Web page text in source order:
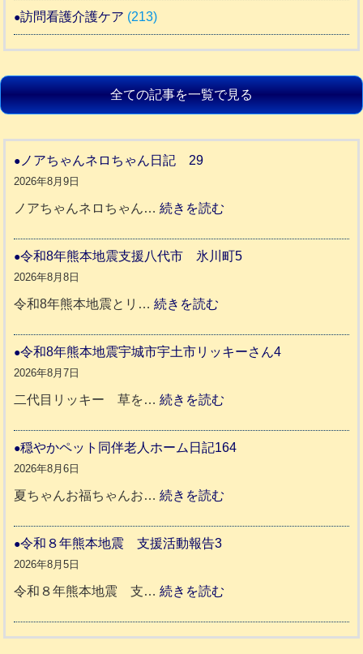
訪問看護介護ケア (213)
全ての記事を一覧で見る
ノアちゃんネロちゃん日記 29
2026年8月9日
ノアちゃんネロちゃん…続きを読む
ア
ネ
ん
2
令和8年熊本地震支援八代市 氷川町5
2026年8月8日
令和8年熊本地震とリ…続きを読む
和
年
本
援
市
令和8年熊本地震宇城市宇土市リッキーさん4
2026年8月7日
二代目リッキー 草を…続きを読む
和
城
穏やかペット同伴老人ホーム日記164
2026年8月6日
夏ちゃんお福ちゃんお…続きを読む
令和８年熊本地震 支援活動報告3
2026年8月5日
令和８年熊本地震 支…続きを読む
和